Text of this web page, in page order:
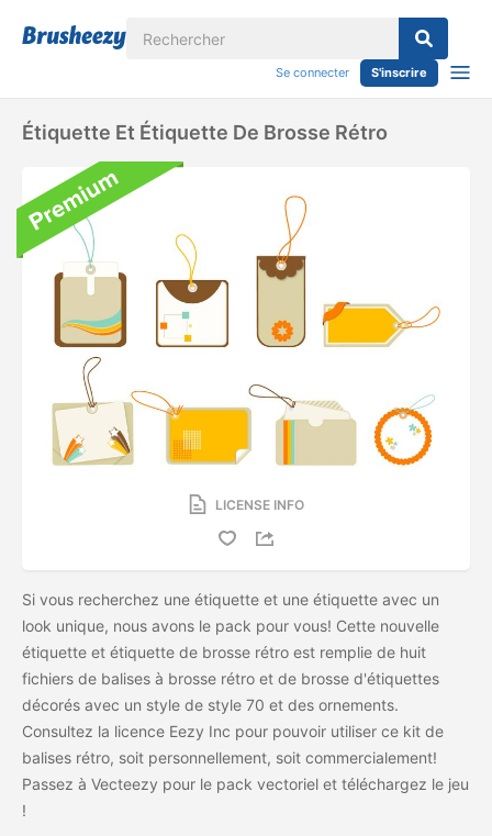
Se connecter S'inscrire
Étiquette Et Étiquette De Brosse Rétro
LICENSE INFO
Si vous recherchez une étiquette et une étiquette avec un
look unique, nous avons le pack pour vous! Cette nouvelle
étiquette et étiquette de brosse rétro est remplie de huit
fichiers de balises à brosse rétro et de brosse d'étiquettes
décorés avec un style de style 70 et des ornements.
Consultez la licence Eezy Inc pour pouvoir utiliser ce kit de
balises rétro, soit personnellement, soit commercialement!
Passez à Vecteezy pour le pack vectoriel et téléchargez le jeu
!